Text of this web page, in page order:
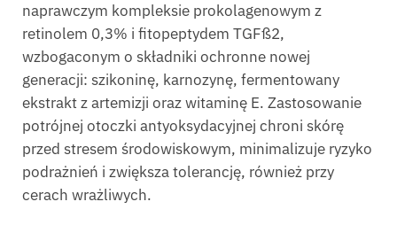
naprawczym kompleksie prokolagenowym z
retinolem 0,3% i fitopeptydem TGFß2,
wzbogaconym o składniki ochronne nowej
generacji: szikoninę, karnozynę, fermentowany
ekstrakt z artemizji oraz witaminę E. Zastosowanie
potrójnej otoczki antyoksydacyjnej chroni skórę
przed stresem środowiskowym, minimalizuje ryzyko
podrażnień i zwiększa tolerancję, również przy
cerach wrażliwych.